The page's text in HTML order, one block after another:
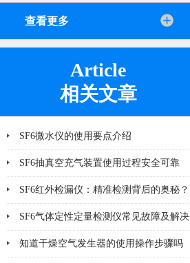
查看更多
Article
相关文章
SF6微水仪的使用要点介绍
SF6抽真空充气装置使用过程安全可靠
SF6红外检漏仪：精准检测背后的奥秘？
SF6气体定性定量检测仪常见故障及解决
方法大全
知道干燥空气发生器的使用操作步骤吗